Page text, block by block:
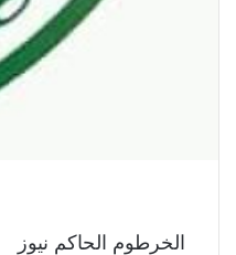
الخرطوم الحاكم نيوز